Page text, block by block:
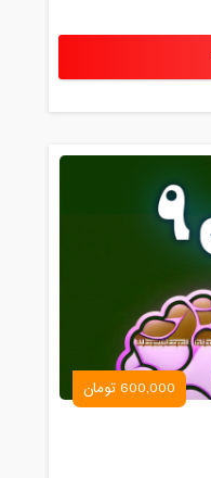
600,000 تومان